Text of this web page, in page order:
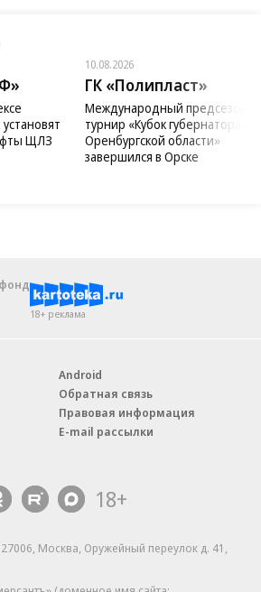
ЩЛЗ
10.08.2026
ГК «Полипласт»
Международный
турнир «Кубок губернатора
Оренбургской области»
завершился в Орске
18+ реклама
Android
Обратная связь
Правовая информация
E-mail рассылки
18+
Москва, Оружейный переулок д. 41,